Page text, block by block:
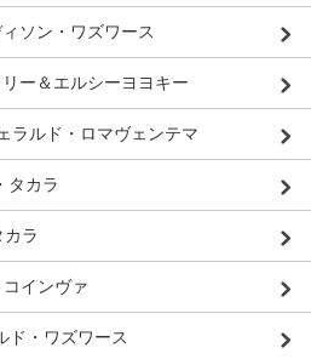
ソン・ワズワース
ー＆エルシーヨヨキー
ラルド・ロマヴェンテマ
タカラ
ラ
インヴァ
ド・ワズワース